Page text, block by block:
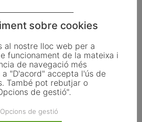
sobre cookies
al nostre lloc web per a
funcionament de la mateixa i
de navegació més
"D'acord" accepta l'ús de
També pot rebutjar o
de gestió".
Opcions de gestió